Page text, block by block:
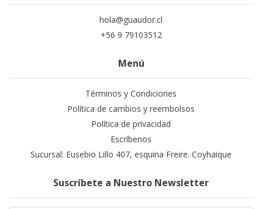
hola@guaudor.cl
+56 9 79103512
Menú
Términos y Condiciones
Política de cambios y reembolsos
Política de privacidad
Escríbenos
Sucursal: Eusebio Lillo 407, esquina Freire. Coyhaique
Suscríbete a Nuestro Newsletter